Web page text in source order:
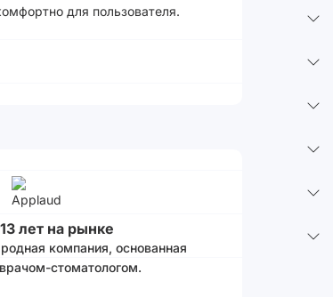
для пользователя.
лет на рынке
компания, основанная
стоматологом.